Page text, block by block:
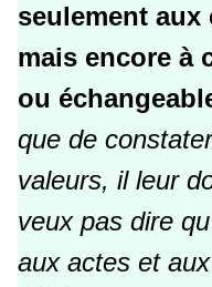
seulement
mais encore à
ou
que de
valeurs, il leur
veux pas dire
aux actes et